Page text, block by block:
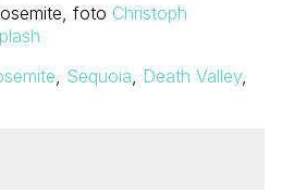
foto Christoph
Sequoia Death Valley,